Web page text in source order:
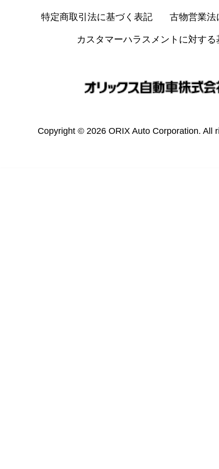
特定商取引法に基づく表記 古物営業法
カスタマーハラスメントに対する
Copyright © 2026 ORIX Auto Corporation. All